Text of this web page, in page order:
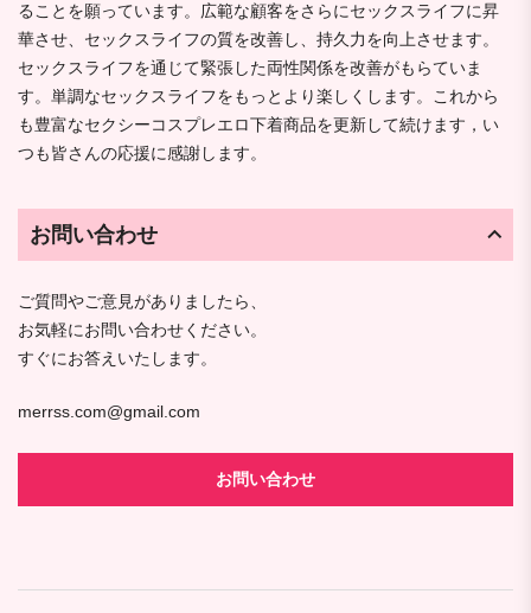
ることを願っています。広範な顧客をさらにセックスライフに昇
華させ、セックスライフの質を改善し、持久力を向上させます。
セックスライフを通じて緊張した両性関係を改善がもらていま
す。単調なセックスライフをもっとより楽しくします。これから
も豊富なセクシーコスプレエロ下着商品を更新して続けます，い
つも皆さんの応援に感謝します。
お問い合わせ
ご質問やご意見がありましたら、
お気軽にお問い合わせください。
すぐにお答えいたします。
merrss.com@gmail.com
お問い合わせ